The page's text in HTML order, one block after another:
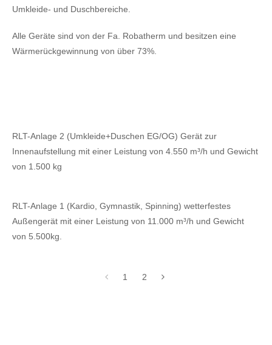
Umkleide- und Duschbereiche.
Alle Geräte sind von der Fa. Robatherm und besitzen eine
Wärmerückgewinnung von über 73%.
RLT-Anlage 2 (Umkleide+Duschen EG/OG) Gerät zur
Innenaufstellung mit einer Leistung von 4.550 m³/h und Gewicht
von 1.500 kg
RLT-Anlage 1 (Kardio, Gymnastik, Spinning) wetterfestes
Außengerät mit einer Leistung von 11.000 m³/h und Gewicht
von 5.500kg.
1 2